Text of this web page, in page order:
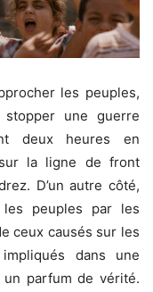
les peuples,
une guerre
deux heures en
la ligne de front
D’un autre côté,
peuples par les
ceux causés sur les
dans une
un parfum de vérité.